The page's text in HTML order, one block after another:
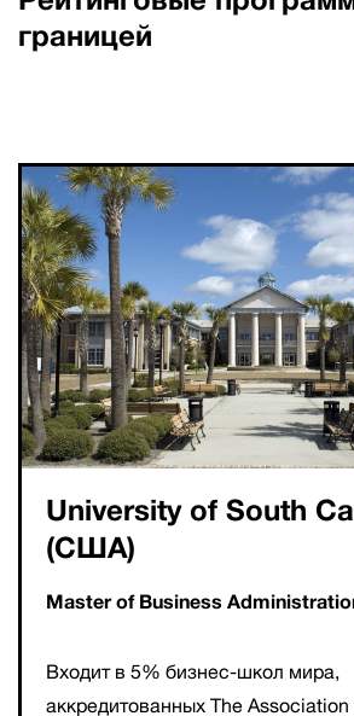
границей
University of South
(США)
Master of Business
Входит в 5% бизнес-школ мира,
аккредитованных The